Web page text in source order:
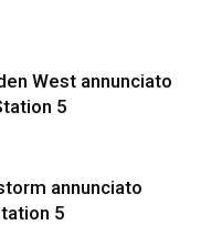
West annunciato
5
annunciato
5